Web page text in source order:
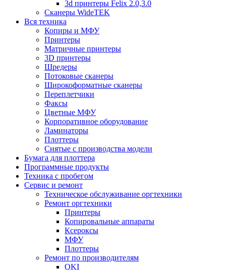
3d принтеры Felix 2.0,3.0
Сканеры WideTEK
Вся техника
Копиры и МФУ
Принтеры
Матричные принтеры
3D принтеры
Шредеры
Потоковые сканеры
Широкоформатные сканеры
Переплетчики
Факсы
Цветные МФУ
Корпоративное оборудование
Ламинаторы
Плоттеры
Снятые с производства модели
Бумага для плоттера
Программные продукты
Техника с пробегом
Сервис и ремонт
Техническое обслуживание оргтехники
Ремонт оргтехники
Принтеры
Копировальные аппараты
Ксероксы
МФУ
Плоттеры
Ремонт по производителям
OKI